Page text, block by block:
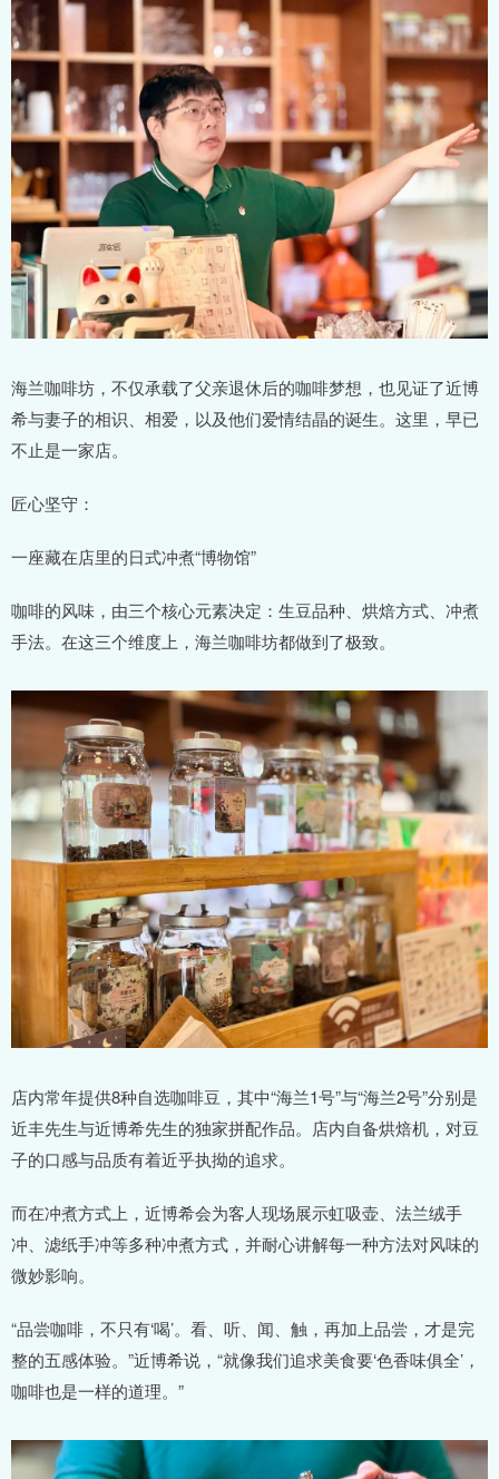
海兰咖啡坊，不仅承载了父亲退休后的咖啡梦想，也见证了近博
希与妻子的相识、相爱，以及他们爱情结晶的诞生。这里，早已
不止是一家店。
匠心坚守：
一座藏在店里的日式冲煮“博物馆”
咖啡的风味，由三个核心元素决定：生豆品种、烘焙方式、冲煮
手法。在这三个维度上，海兰咖啡坊都做到了极致。
店内常年提供8种自选咖啡豆，其中“海兰1号”与“海兰2号”分别是
近丰先生与近博希先生的独家拼配作品。店内自备烘焙机，对豆
子的口感与品质有着近乎执拗的追求。
而在冲煮方式上，近博希会为客人现场展示虹吸壶、法兰绒手
冲、滤纸手冲等多种冲煮方式，并耐心讲解每一种方法对风味的
微妙影响。
“品尝咖啡，不只有‘喝’。看、听、闻、触，再加上品尝，才是完
整的五感体验。”近博希说，“就像我们追求美食要‘色香味俱全’，
咖啡也是一样的道理。”